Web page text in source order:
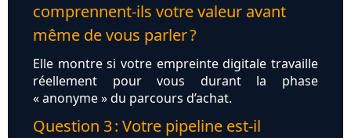
comprennent-ils votre valeur avant
même de vous parler ?
Elle montre si votre empreinte digitale travaille
réellement pour vous durant la phase
« anonyme » du parcours d’achat.
Question 3 : Votre pipeline est-il